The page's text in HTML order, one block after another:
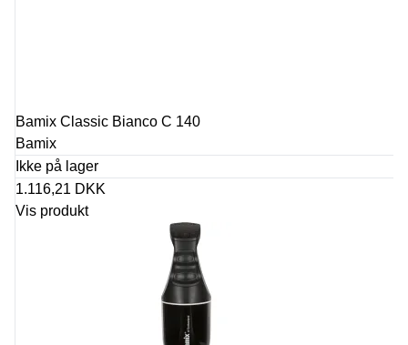
Bamix Classic Bianco C 140
Bamix
Ikke på lager
1.116,21 DKK
Vis produkt